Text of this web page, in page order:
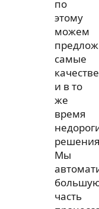
по
этому
можем
самые
и в то
же
время
Мы
часть